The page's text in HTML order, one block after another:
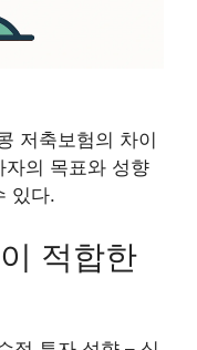
저축보험의 차이
자의 목표와 성향
있다.
적합한